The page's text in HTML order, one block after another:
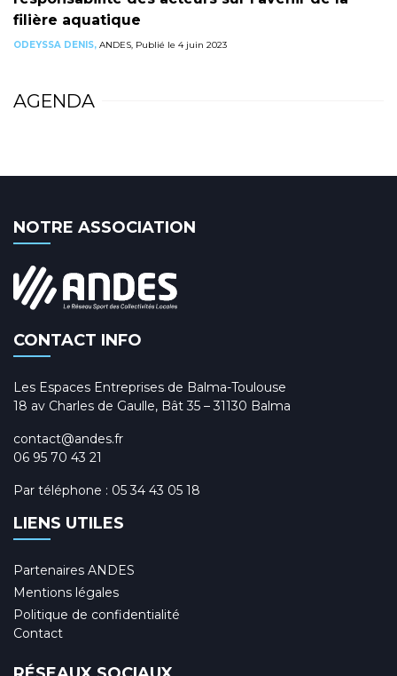
filière aquatique
ODEYSSA DENIS, ANDES, Publié le 4 juin 2023
AGENDA
NOTRE ASSOCIATION
CONTACT INFO
Les Espaces Entreprises de Balma-Toulouse
18 av Charles de Gaulle, Bât 35 – 31130 Balma
contact@andes.fr
06 95 70 43 21
Par téléphone : 05 34 43 05 18
LIENS UTILES
Partenaires ANDES
Mentions légales
Politique de confidentialité
Contact